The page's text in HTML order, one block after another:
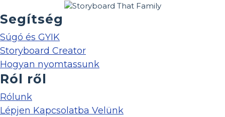
Segítség
Súgó és GYIK
Storyboard Creator
Hogyan nyomtassunk
Ról ről
Rólunk
Lépjen Kapcsolatba Velünk